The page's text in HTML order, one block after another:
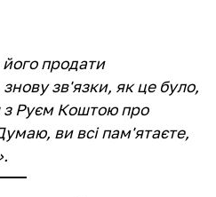
продати
зв'язки, як це було,
Руєм Коштою про
ви всі пам'ятаєте,